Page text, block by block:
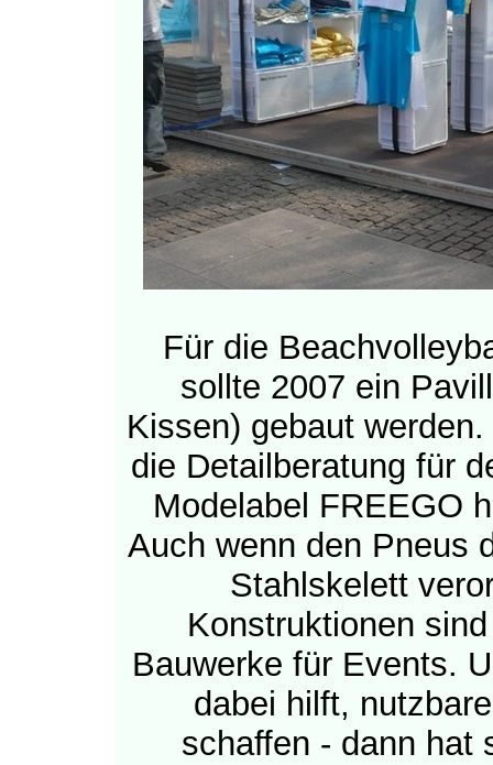
Für die
sollte 2007 ein
Kissen) gebaut
die Detailberatung für
Modelabel FREEGO
Auch wenn den Pneus
Stahlskelett
Konstruktionen
Bauwerke für Events.
dabei hilft,
schaffen - dann hat